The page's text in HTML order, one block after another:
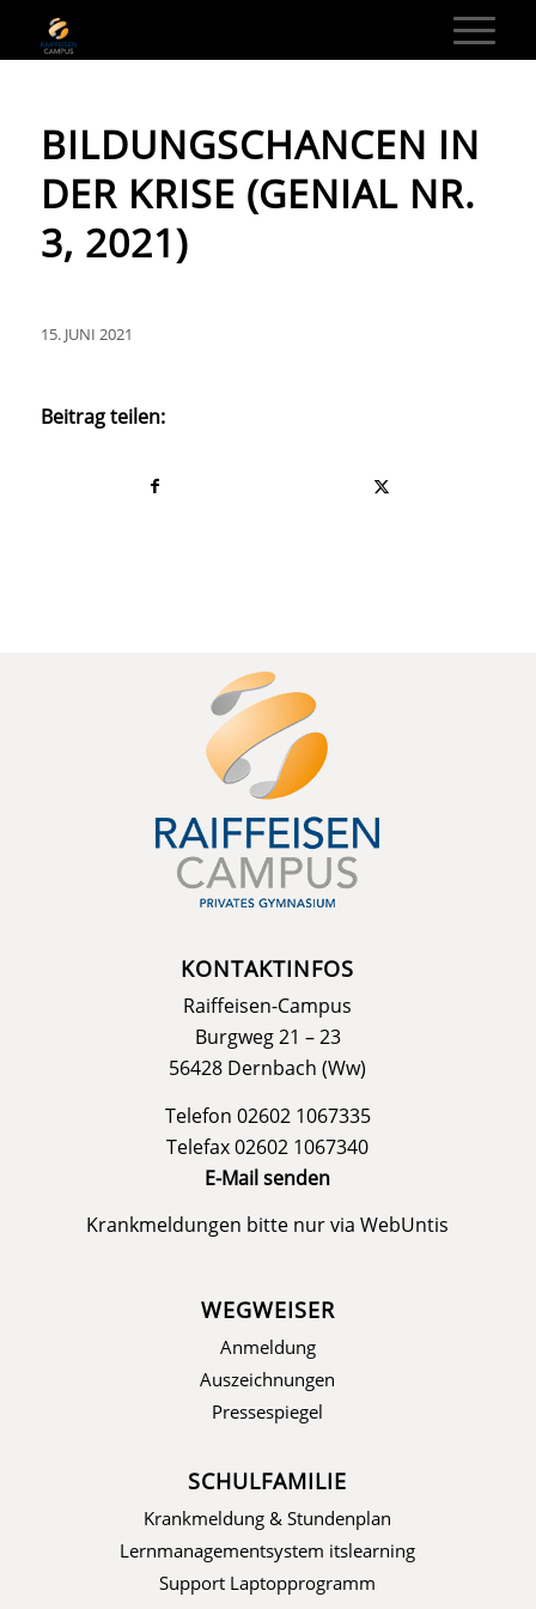
BILDUNGSCHANCEN IN
DER KRISE (GENIAL NR.
3, 2021)
15. JUNI 2021
Beitrag teilen:
KONTAKTINFOS
Raiffeisen-Campus
Burgweg 21 – 23
56428 Dernbach (Ww)
Telefon 02602 1067335
Telefax 02602 1067340
E-Mail senden
Krankmeldungen bitte nur viaWebUntis
WEGWEISER
Anmeldung
Auszeichnungen
Pressespiegel
SCHULFAMILIE
Krankmeldung & Stundenplan
Lernmanagementsystem itslearning
Support Laptopprogramm